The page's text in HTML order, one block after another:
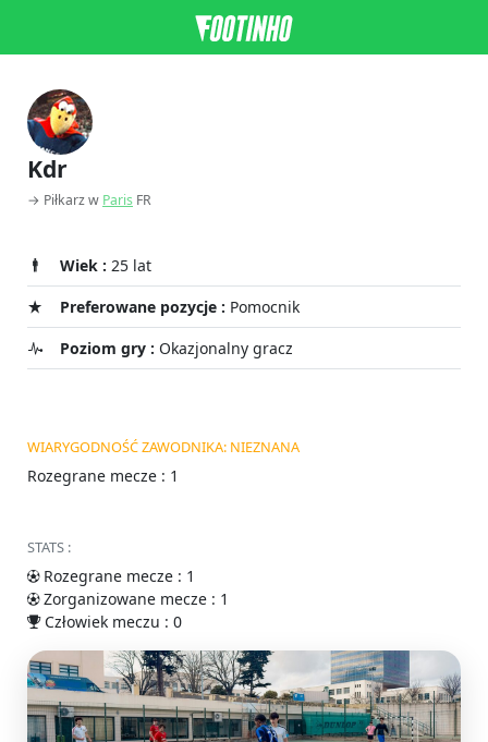
Kdr
→ Piłkarz w Paris FR
Wiek : 25 lat
Preferowane pozycje : Pomocnik
Poziom gry : Okazjonalny gracz
WIARYGODNOŚĆ ZAWODNIKA: NIEZNANA
Rozegrane mecze : 1
STATS :
Rozegrane mecze : 1
Zorganizowane mecze : 1
Człowiek meczu : 0